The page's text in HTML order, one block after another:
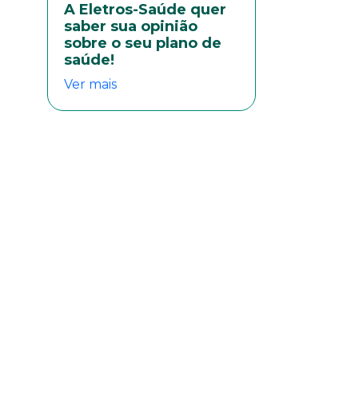
A Eletros-Saúde quer
saber sua opinião
sobre o seu plano de
saúde!
Ver mais